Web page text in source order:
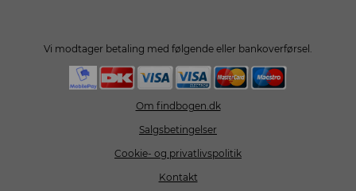
Vi modtager betaling med følgende eller bankoverførsel.
Om findbogen.dk
Salgsbetingelser
Cookie- og privatlivspolitik
Kontakt